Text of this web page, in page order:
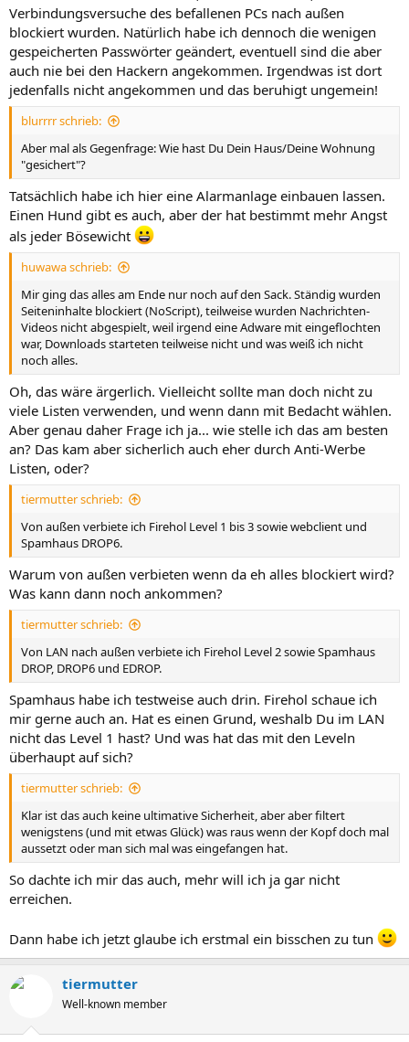
Verbindungsversuche des befallenen PCs nach außen
blockiert wurden. Natürlich habe ich dennoch die wenigen
gespeicherten Passwörter geändert, eventuell sind die aber
auch nie bei den Hackern angekommen. Irgendwas ist dort
jedenfalls nicht angekommen und das beruhigt ungemein!
blurrrr schrieb:
Aber mal als Gegenfrage: Wie hast Du Dein Haus/Deine Wohnung
"gesichert"?
Tatsächlich habe ich hier eine Alarmanlage einbauen lassen.
Einen Hund gibt es auch, aber der hat bestimmt mehr Angst
als jeder Bösewicht
huwawa schrieb:
Mir ging das alles am Ende nur noch auf den Sack. Ständig wurden
Seiteninhalte blockiert (NoScript), teilweise wurden Nachrichten-
Videos nicht abgespielt, weil irgend eine Adware mit eingeflochten
war, Downloads starteten teilweise nicht und was weiß ich nicht
noch alles.
Oh, das wäre ärgerlich. Vielleicht sollte man doch nicht zu
viele Listen verwenden, und wenn dann mit Bedacht wählen.
Aber genau daher Frage ich ja... wie stelle ich das am besten
an? Das kam aber sicherlich auch eher durch Anti-Werbe
Listen, oder?
tiermutter schrieb:
Von außen verbiete ich Firehol Level 1 bis 3 sowie webclient und
Spamhaus DROP6.
Warum von außen verbieten wenn da eh alles blockiert wird?
Was kann dann noch ankommen?
tiermutter schrieb:
Von LAN nach außen verbiete ich Firehol Level 2 sowie Spamhaus
DROP, DROP6 und EDROP.
Spamhaus habe ich testweise auch drin. Firehol schaue ich
mir gerne auch an. Hat es einen Grund, weshalb Du im LAN
nicht das Level 1 hast? Und was hat das mit den Leveln
überhaupt auf sich?
tiermutter schrieb:
Klar ist das auch keine ultimative Sicherheit, aber aber filtert
wenigstens (und mit etwas Glück) was raus wenn der Kopf doch mal
aussetzt oder man sich mal was eingefangen hat.
So dachte ich mir das auch, mehr will ich ja gar nicht
erreichen.
Dann habe ich jetzt glaube ich erstmal ein bisschen zu tun
tiermutter
Well-known member